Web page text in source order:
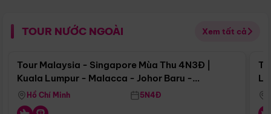
TOUR NƯỚC NGOÀI Xem tất cả
Điểm nổi bật
Tour Malaysia - Singapore Mùa Thu 4N3Đ |
Kuala Lumpur - Malacca - Johor Baru -
Singapore
Hồ Chí Minh 5N4Đ